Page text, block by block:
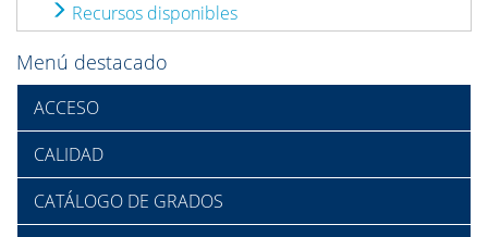
Recursos disponibles
Menú destacado
ACCESO
CALIDAD
CATÁLOGO DE GRADOS